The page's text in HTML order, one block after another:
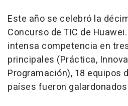
Este año se celebró la
Concurso de TIC de
intensa competencia en
principales (Práctica,
Programación), 18 equipos
países fueron